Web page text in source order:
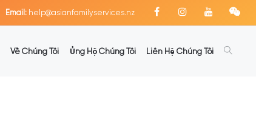
Email: help@asianfamilyservices.nz
Về Chúng Tôi Ủng Hộ Chúng Tôi Liên Hệ Chúng Tôi